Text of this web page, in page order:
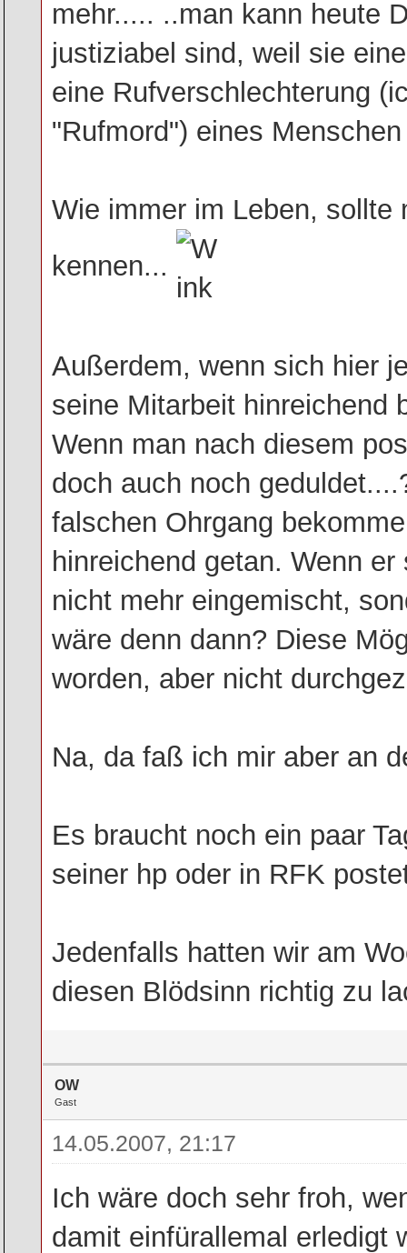
mehr..... ..man kann heute
justiziabel sind, weil sie
eine Rufverschlechterung
"Rufmord") eines
Wie immer im Leben, sollte
kennen...
Außerdem, wenn sich hier
seine Mitarbeit hinreichend
Wenn man nach diesem
doch auch noch
falschen Ohrgang
hinreichend getan. Wenn
nicht mehr eingemischt,
wäre denn dann? Diese
worden, aber nicht
Na, da faß ich mir aber an
Es braucht noch ein paar
seiner hp oder in RFK
Jedenfalls hatten wir am
diesen Blödsinn richtig zu
OW
Gast
14.05.2007, 21:17
Ich wäre doch sehr froh,
damit einfürallemal erledigt